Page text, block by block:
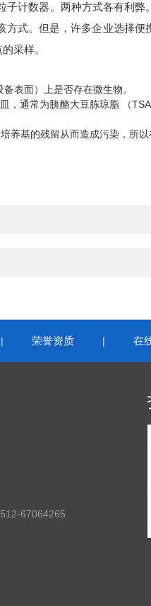
计数器。两种方式各有利
式。但是，许多企业选择
采样。
表面）上是否存在微生物。
通常为胰酪大豆胨琼脂 （
基的残留从而造成污染，所
荣誉资质 | 在
67064265